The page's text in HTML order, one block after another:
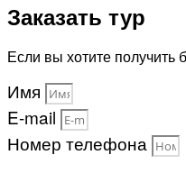
Заказать тур
Если вы хотите
Имя
E-mail
Номер телефона